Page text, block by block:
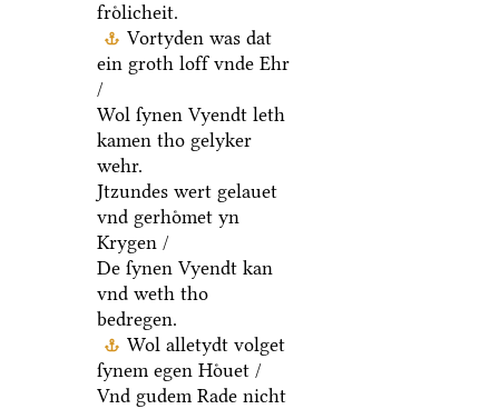
froͤlicheit.
Vortyden was dat
ein groth loff vnde Ehr
/
Wol ſynen Vyendt leth
kamen tho gelyker
wehr.
Jtzundes wert gelauet
vnd gerhoͤmet yn
Krygen /
De ſynen Vyendt kan
vnd weth tho
bedregen.
Wol alletydt volget
ſynem egen Hoͤuet /
Vnd gudem Rade nicht